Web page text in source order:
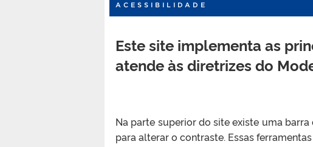
ACESSIBILIDADE
Este site implementa as
atende às diretrizes do
Na parte superior do site existe uma
para alterar o contraste. Essas